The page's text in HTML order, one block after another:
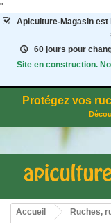
"
Apiculture-Magasinest
60 jours pour
Site en construction.
Protégez vos
Accueil
Ruches,